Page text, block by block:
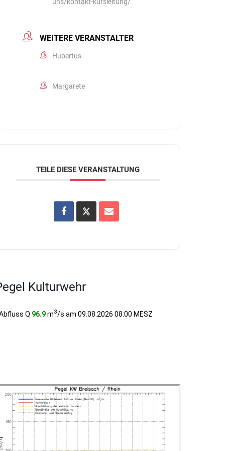
WEITERE VERANSTALTER
Hubertus
Margarete
TEILE DIESE VERANSTALTUNG
Kulturwehr